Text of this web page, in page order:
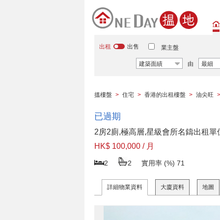
出租 出售 業主盤
建築面績 由 最細
搵樓盤 > 住宅 > 香港的出租樓盤 > 油尖旺 >
已過期
2房2廁,極高層,星級會所名鑄出租單
HK$ 100,000 / 月
2 2 實用率 (%) 71
詳細物業資料 大廈資料 地圖